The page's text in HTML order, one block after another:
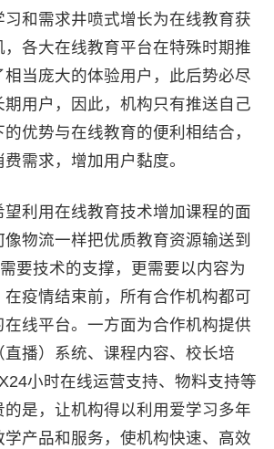
需求井喷式增长为在线教育获
各大在线教育平台在特殊时期推
当庞大的体验用户，此后势必尽
用户，因此，机构只有推送自己
优势与在线教育的便利相结合，
需求，增加用户黏度。
用在线教育技术增加课程的面
物流一样把优质教育资源输送到
要技术的支撑，更需要以内容为
疫情结束前，所有合作机构都可
在线平台。一方面为合作机构提供
播）系统、课程内容、校长培
小时在线运营支持、物料支持等
是，让机构得以利用爱学习多年
产品和服务，使机构快速、高效